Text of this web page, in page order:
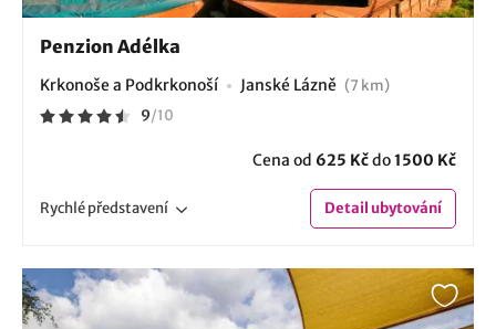
Penzion Adélka
Krkonoše a Podkrkonoší Janské Lázně (7 km)
9/10
Cena od 625 Kčdo1500 Kč
Rychlépředstavení Detailubytování